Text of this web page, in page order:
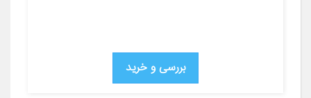
بررسی و خرید